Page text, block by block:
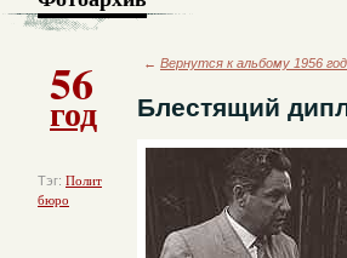
56
год
Тэг: Полит
бюро
← Вернутся к альбому 1956 год
Блестящий